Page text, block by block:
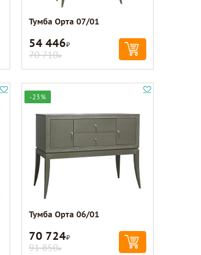
Тумба Орта 07/01
54 446Р
70 710Р
-23%
Тумба Орта 06/01
70 724Р
91 850Р